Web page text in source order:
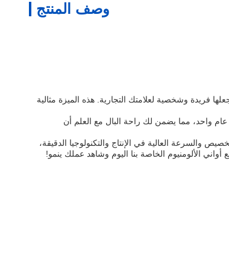
وصف المنتج
فريدة وشخصية لعلامتك التجارية. هذه الميزة مثالية
واحد، مما يضمن لك راحة البال مع العلم أن
والسرعة العالية في الإنتاج والتكنولوجيا الدقيقة،
الألومنيوم الخاصة بنا اليوم وشاهد عملك ينمو!